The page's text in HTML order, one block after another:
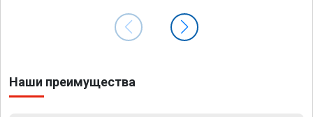
Наши преимущества